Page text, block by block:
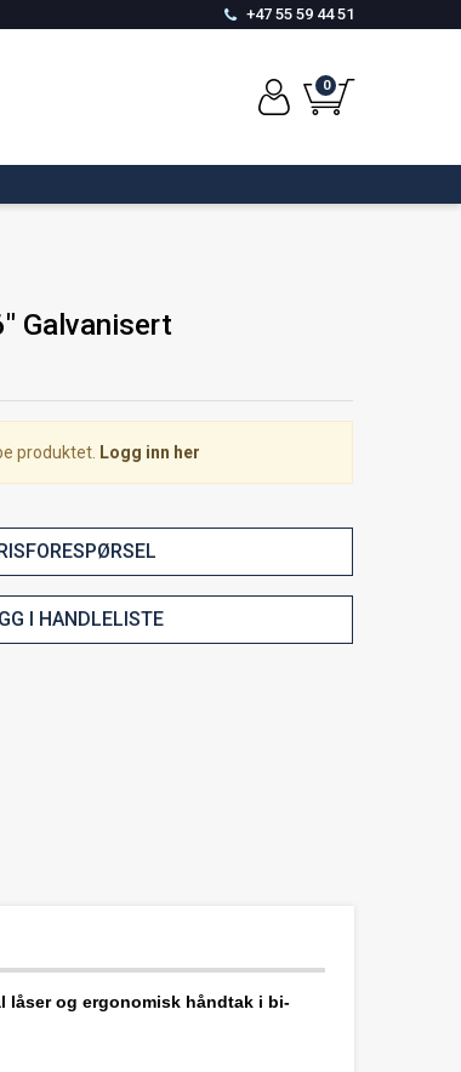
+47 55 59 44 51
0
Galvanisert
produktet. Logg inn her
I HANDLELISTE
låser og ergonomisk håndtak i bi-